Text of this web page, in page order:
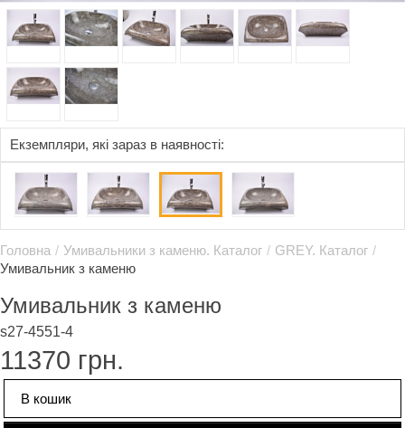
Eкземпляри, які зараз в наявності:
Головна / Умивальники з каменю. Каталог / GREY. Каталог /
Умивальник з каменю
Умивальник з каменю
s27-4551-4
11370 грн.
В кошик